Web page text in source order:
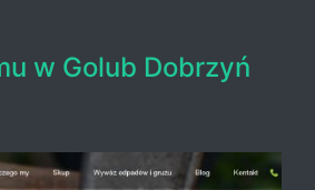
w Golub Dobrzyń